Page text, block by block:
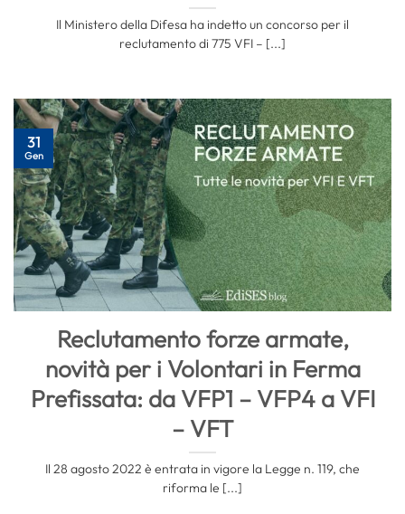
Il Ministero della Difesa ha indetto un concorso per il
reclutamento di 775 VFI – [...]
Reclutamento forze armate,
novità per i Volontari in Ferma
Prefissata: da VFP1 – VFP4 a VFI
– VFT
Il 28 agosto 2022 è entrata in vigore la Legge n. 119, che
riforma le [...]
31
Gen